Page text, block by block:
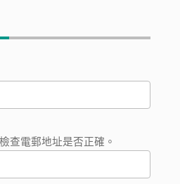
查電郵地址是否正確。